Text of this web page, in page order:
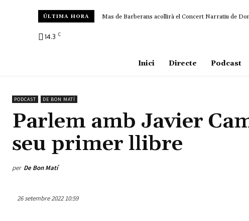
ÚLTIMA HORA Mas de Barberans acollirà el Concert Narratiu de
14.3 C
Inici Directe Podcast
PODCAST DE BON MATÍ
Parlem amb Javier
seu primer llibre
per De Bon Matí
26 setembre 2022 10:59